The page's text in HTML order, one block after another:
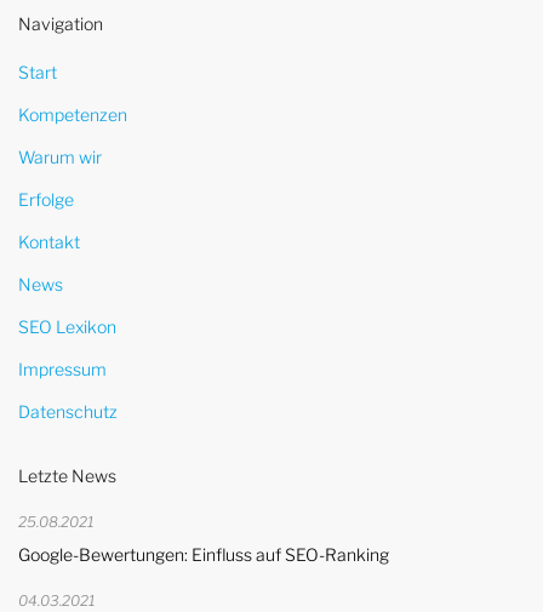
Navigation
Start
Kompetenzen
Warum wir
Erfolge
Kontakt
News
SEO Lexikon
Impressum
Datenschutz
Letzte News
25.08.2021
Google-Bewertungen: Einfluss auf SEO-Ranking
04.03.2021